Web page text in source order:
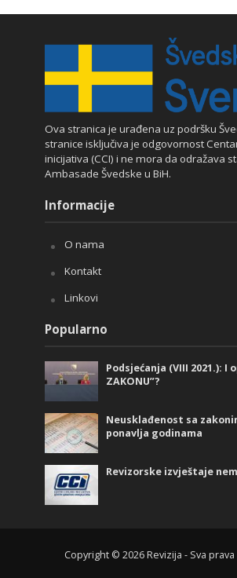
Ova stranica je urađena uz podršku
stranice isključiva je odgovornost
inicijativa (CCI) i ne mora da odražava
Ambasade Švedske u BiH.
Informacije
O nama
Kontakt
Linkovi
Popularno
Podsjećanja (VIII 2021.): I
ZAKONU”?
Neusklađenost sa
ponavlja godinama
Revizorske izvještaje
Copyright © 2026 Revizija - Sva